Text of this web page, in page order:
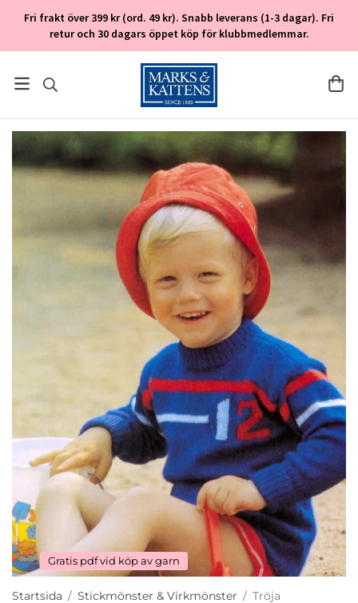
Fri frakt över 399 kr (ord. 49 kr). Snabb leverans (1-3 dagar). Fri
retur och 30 dagars öppet köp för klubbmedlemmar.
Gratis pdf vid köp av garn
Startsida / Stickmönster & Virkmönster / Tröja